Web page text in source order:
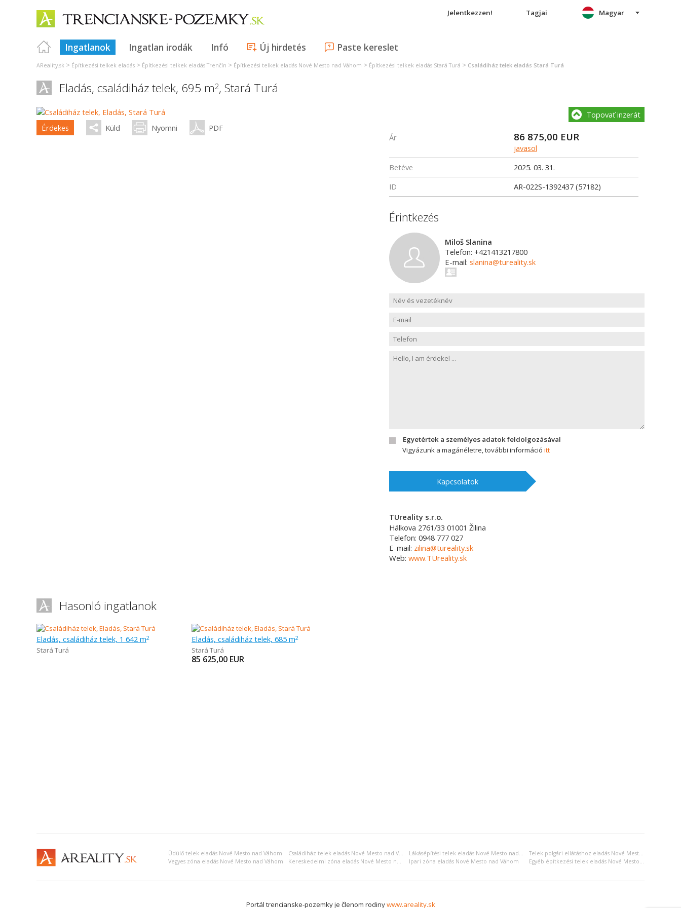
Jelentkezzen! Tagjai
Ingatlanok Ingatlan irodák Infó Új hirdetés Paste kereslet
Magyar
AReality.sk > Építkezési telkek eladás > Építkezési telkek eladás Trenčín > Építkezési telkek eladás Nové Mesto nad Váhom > Építkezési telkek eladás Stará Turá > Családiház telek eladás Stará Turá
Eladás, családiház telek, 695 m2, Stará Turá
Érdekes Küld Nyomni PDF
Topovať inzerát
Ár 86 875,00 EUR
javasol
Betéve
2025. 03. 31.
ID
AR-022S-1392437 (57182)
Érintkezés
Miloš Slanina
Telefon: +421413217800
E-mail: slanina@tureality.sk
Egyetértek a személyes adatok feldolgozásával
Vigyázunk a magánéletre, további információ itt
Kapcsolatok
TUreality s.r.o.
Hálkova 2761/33 01001 Žilina
Telefon: 0948 777 027
E-mail: zilina@tureality.sk
Web: www.TUreality.sk
Hasonló ingatlanok
Eladás, családiház telek, 1 642 m2
Stará Turá
Eladás, családiház telek, 685 m2
Stará Turá
85 625,00 EUR
Üdülő telek eladás Nové Mesto nad Váhom Családiház telek eladás Nové Mesto nad Váhom Lákásépítési telek eladás Nové Mesto nad Váhom
Telek polgári ellátáshoz eladás Nové Mesto nad Váhom
Vegyes zóna eladás Nové Mesto nad Váhom
Kereskedelmi zóna eladás Nové Mesto nad Váhom Ipari zóna eladás Nové Mesto nad Váhom Egyéb építkezési telek eladás Nové Mesto nad Váhom
Portál trencianske-pozemky je členom rodinywww.areality.sk